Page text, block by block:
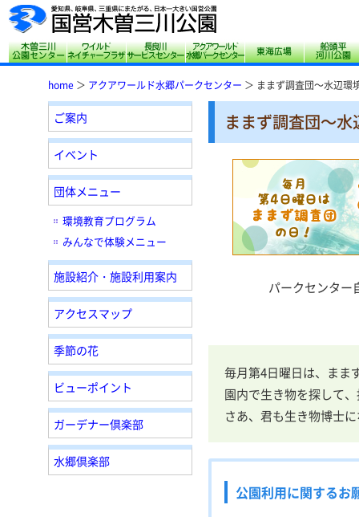
木曽三川公園センターサリオパーク祖父江 ワイルドネイチャー
長良川サービスセンター
アクアワールド水郷
東海広場
home ＞ アクアワールド水郷パークセンター ＞ ままず調査団～水辺環
ご案内
イベント
団体メニュー
環境教育プログラム
みんなで体験メニュー
施設紹介・施設利用案内
アクセスマップ
季節の花
ビューポイント
ガーデナー倶楽部
水郷倶楽部
ままず調査団～
パークセンタ
毎月第4日曜日は、まま
園内で生き物を探して
さあ、君も生き物博士
公園利用に関するお